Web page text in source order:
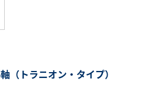
トラニオン・タイプ）